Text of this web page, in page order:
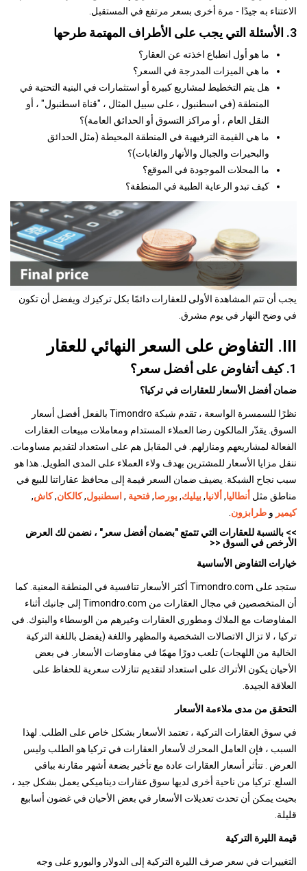
الاعتناء به جيدًا - مرة أخرى بسعر مرتفع في المستقبل.
3. الأسئلة التي يجب على الأطراف المهتمة طرحها
ما هو أول انطباع اخذته عن العقار؟
ما هي الميزات المدرجة في السعر؟
هل يتم التخطيط لمشاريع كبيرة أو استثمارات في البنية التحتية في
المنطقة (في اسطنبول ، على سبيل المثال ، "قناة اسطنبول" ، أو
النقل العام ، أو مراكز التسوق أو الحدائق العامة)؟
ما هي القيمة الترفيهية في المنطقة المحيطة (مثل الحدائق
والبحيرات والجبال والأنهار والغابات)؟
ما المحلات الموجودة في الموقع؟
كيف تبدو الرعاية الطبية في المنطقة؟
يجب أن تتم المشاهدة الأولى للعقارات دائمًا بكل تركيزك ويفضل أن تكون
في وضح النهار في يوم مشرق.
III. التفاوض على السعر النهائي للعقار
1. كيف أتفاوض على أفضل سعر؟
ضمان أفضل الأسعار للعقارات في تركيا؟
نظرًا للسمسرة الواسعة ، تقدم شبكة Timondro بالفعل أفضل أسعار
السوق. يقدّر المالكون رضا العملاء المستدام ومعاملات مبيعات العقارات
الفعالة لمشاريعهم ومنازلهم. في المقابل هم على استعداد لتقديم مساومات.
ننقل مزايا الأسعار للمشترين بهدف ولاء العملاء على المدى الطويل. هذا هو
سبب نجاح الشبكة. يضيف ضمان السعر قيمة إلى محافظ عقاراتنا للبيع في
مناطق مثل أنطاليا, ألانيا,بيليك,بورصا,فتحية , اسطنبول,كالكان,كاش,
كيمير و طرابزون.
>> بالنسبة للعقارات التي تتمتع "بضمان أفضل سعر" ، نضمن لك العرض
الأرخص في السوق <<
خيارات التفاوض الأساسية
ستجد على Timondro.com أكثر الأسعار تنافسية في المنطقة المعنية. كما
أن المتخصصين في مجال العقارات من Timondro.com إلى جانبك أثناء
المفاوضات مع الملاك ومطوري العقارات وغيرهم من الوسطاء والبنوك. في
تركيا ، لا تزال الاتصالات الشخصية والمظهر واللغة (يفضل باللغة التركية
الخالية من اللهجات) تلعب دورًا مهمًا في مفاوضات الأسعار. في بعض
الأحيان يكون الأتراك على استعداد لتقديم تنازلات سعرية للحفاظ على
العلاقة الجيدة.
التحقق من مدى ملاءمة الأسعار
في سوق العقارات التركية ، تعتمد الأسعار بشكل خاص على الطلب. لهذا
السبب ، فإن العامل المحرك لأسعار العقارات في تركيا هو الطلب وليس
العرض . تتأثر أسعار العقارات عادة مع تأخير بضعة أشهر مقارنة بباقي
السلع. تركيا من ناحية أخرى لديها سوق عقارات ديناميكي يعمل بشكل جيد ،
بحيث يمكن أن تحدث تعديلات الأسعار في بعض الأحيان في غضون أسابيع
قليلة.
قيمة الليرة التركية
التغييرات في سعر صرف الليرة التركية إلى الدولار واليورو على وجه